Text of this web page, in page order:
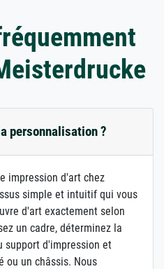
personnalisation ?
impression d'art chez
simple et intuitif qui vous
d'art exactement selon
un cadre, déterminez la
support d'impression et
ou un châssis. Nous